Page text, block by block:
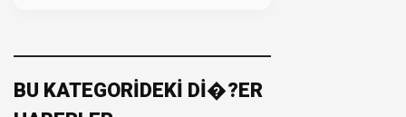
BU KATEGORİDEKİ Dİ�?ER